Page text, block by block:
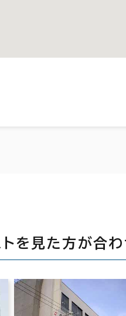
を見た方が合